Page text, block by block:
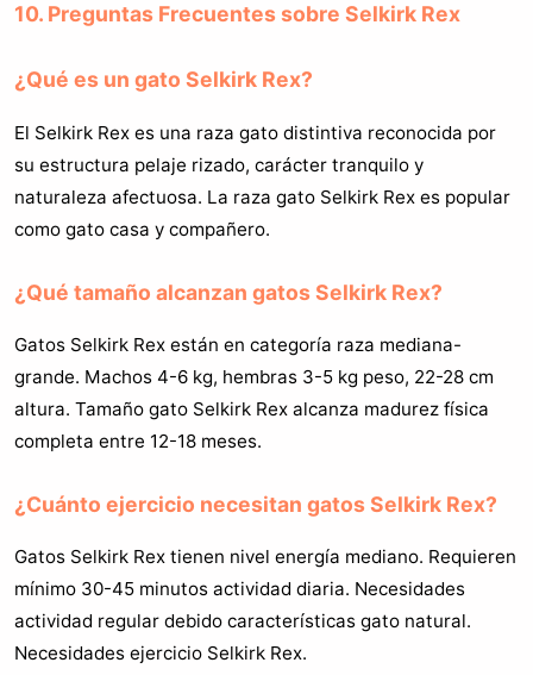
10. Preguntas Frecuentes sobre Selkirk Rex
¿Qué es un gato Selkirk Rex?
El Selkirk Rex es una raza gato distintiva reconocida por
su estructura pelaje rizado, carácter tranquilo y
naturaleza afectuosa. La raza gato Selkirk Rex es popular
como gato casa y compañero.
¿Qué tamaño alcanzan gatos Selkirk Rex?
Gatos Selkirk Rex están en categoría raza mediana-
grande. Machos 4-6 kg, hembras 3-5 kg peso, 22-28 cm
altura. Tamaño gato Selkirk Rex alcanza madurez física
completa entre 12-18 meses.
¿Cuánto ejercicio necesitan gatos Selkirk Rex?
Gatos Selkirk Rex tienen nivel energía mediano. Requieren
mínimo 30-45 minutos actividad diaria. Necesidades
actividad regular debido características gato natural.
Necesidades ejercicio Selkirk Rex.